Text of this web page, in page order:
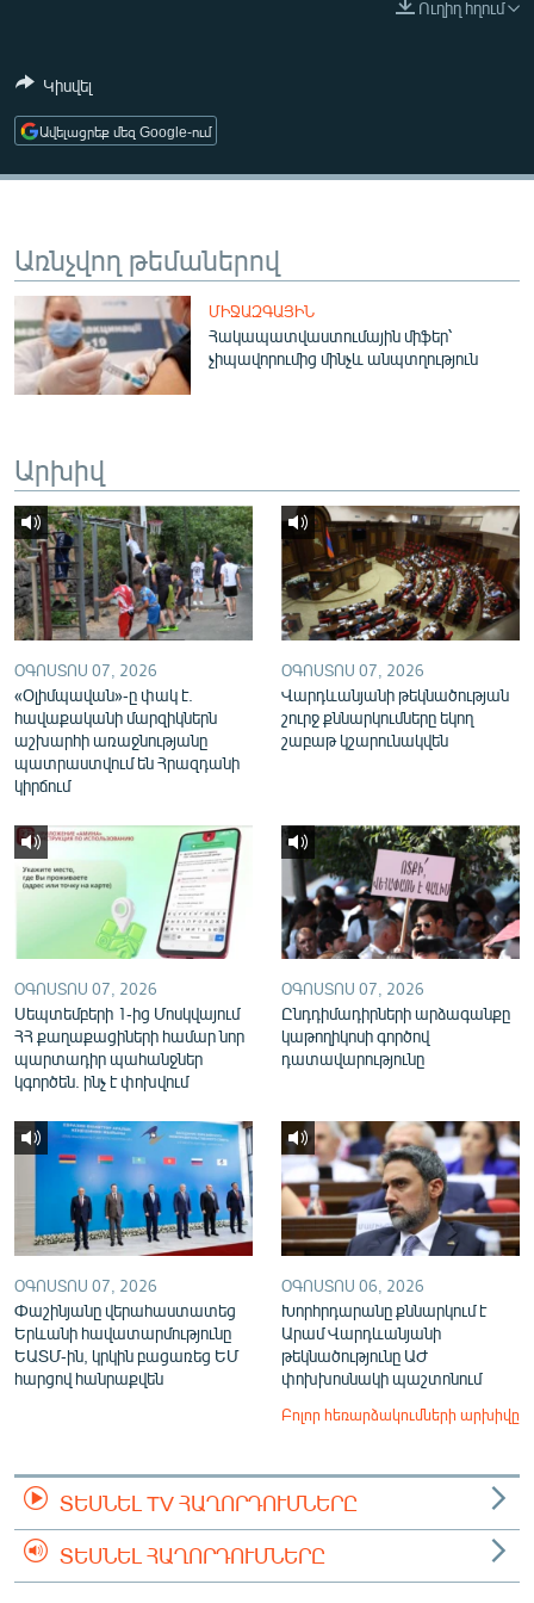
ՄԵԿՆԱԲԱՆՈՒԹՅՈՒՆ
ԱՐԽԻՎ
ՏԵՍԱՆՅՈՒԹԵՐ
ԲԱՆԱՎԵՃ
Հայերեն
English
Русский
ՀԵՏԵՎԵՔ ՄԵԶ
«Ազատության» բոլոր կայքերը
Ուղիղ հղում
Կիսվել
Ավելացրեք մեզ Google-ում
Առնչվող թեմաներով
ՄԻՋԱԶԳԱՅԻՆ
Հակապատվաստումային միֆեր՝
չիպավորումից մինչև անպտղություն
Արխիվ
ՕԳՈՍՏՈՍ 07, 2026
«Օլիմպավան»-ը փակ է.
հավաքականի մարզիկներն
աշխարհի առաջնությանը
պատրաստվում են Հրազդանի
կիրճում
ՕԳՈՍՏՈՍ 07, 2026
Վարդևանյանի թեկնածության
շուրջ քննարկումները եկող
շաբաթ կշարունակվեն
ՕԳՈՍՏՈՍ 07, 2026
Սեպտեմբերի 1-ից Մոսկվայում
ՀՀ քաղաքացիների համար նոր
պարտադիր պահանջներ
կգործեն. ինչ է փոխվում
ՕԳՈՍՏՈՍ 07, 2026
Ընդդիմադիրների արձագանքը
կաթողիկոսի գործով
դատավարությունը
ՕԳՈՍՏՈՍ 07, 2026
Փաշինյանը վերահաստատեց
Երևանի հավատարմությունը
ԵԱՏՄ-ին, կրկին բացառեց ԵՄ
հարցով հանրաքվեն
ՕԳՈՍՏՈՍ 06, 2026
Խորհրդարանը քննարկում է
Արամ Վարդևանյանի
թեկնածությունը ԱԺ
փոխխոսնակի պաշտոնում
Բոլոր հեռարձակումների արխիվը
ՏԵՍՆԵԼ TV ՀԱՂՈՐԴՈՒՄՆԵՐԸ
ՏԵՍՆԵԼ ՀԱՂՈՐԴՈՒՄՆԵՐԸ